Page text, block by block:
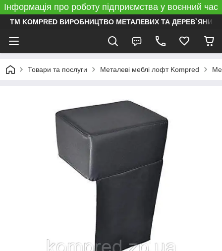
Інформація про роботу підприємства у воєнний час
ТМ KOMPRED ВИРОБНИЦТВО МЕТАЛЕВИХ ТА ДЕРЕВ`ЯНИХ
Товари та послуги Металеві меблі лофт Kompred